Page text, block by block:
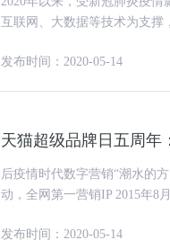
互联网、大数据等技术为支
发布时间：2020-05-14
天猫超级品牌日五周年
后疫情时代数字营销“潮水的方向”是什么? 天猫超级品牌日5
动，全网第一营销IP 2015年8月12日，第一个天猫潮品牌日项目上线，这是天猫超级品牌
发布时间：2020-05-14